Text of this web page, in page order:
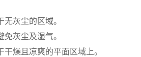
灰尘的区域。
灰尘及湿气。
干燥且凉爽的平面区域上。